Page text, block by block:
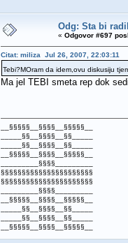
Odg: Sta bi
« Odgovor #697
Citat: miliza Jul 26, 2007, 22:03:11
Tebi?MOram da idem,ovu diskusiju
Ma jel TEBI smeta rep dok
__§§§§§__§§§§__§§§§§__
_____§§__§§§§__§§_____
_____§§__§§§§__§§_____
__§§§§§__§§§§__§§§§§__
_________§§§§_________
§§§§§§§§§§§§§§§§§§§§§§
§§§§§§§§§§§§§§§§§§§§§§
_________§§§§_________
__§§§§§__§§§§__§§§§§__
_____§§__§§§§__§§_____
_____§§__§§§§__§§_____
__§§§§§__§§§§__§§§§§__